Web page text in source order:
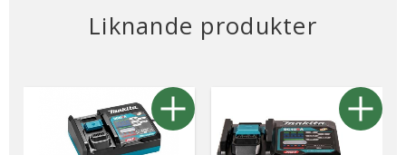
Liknande produkter